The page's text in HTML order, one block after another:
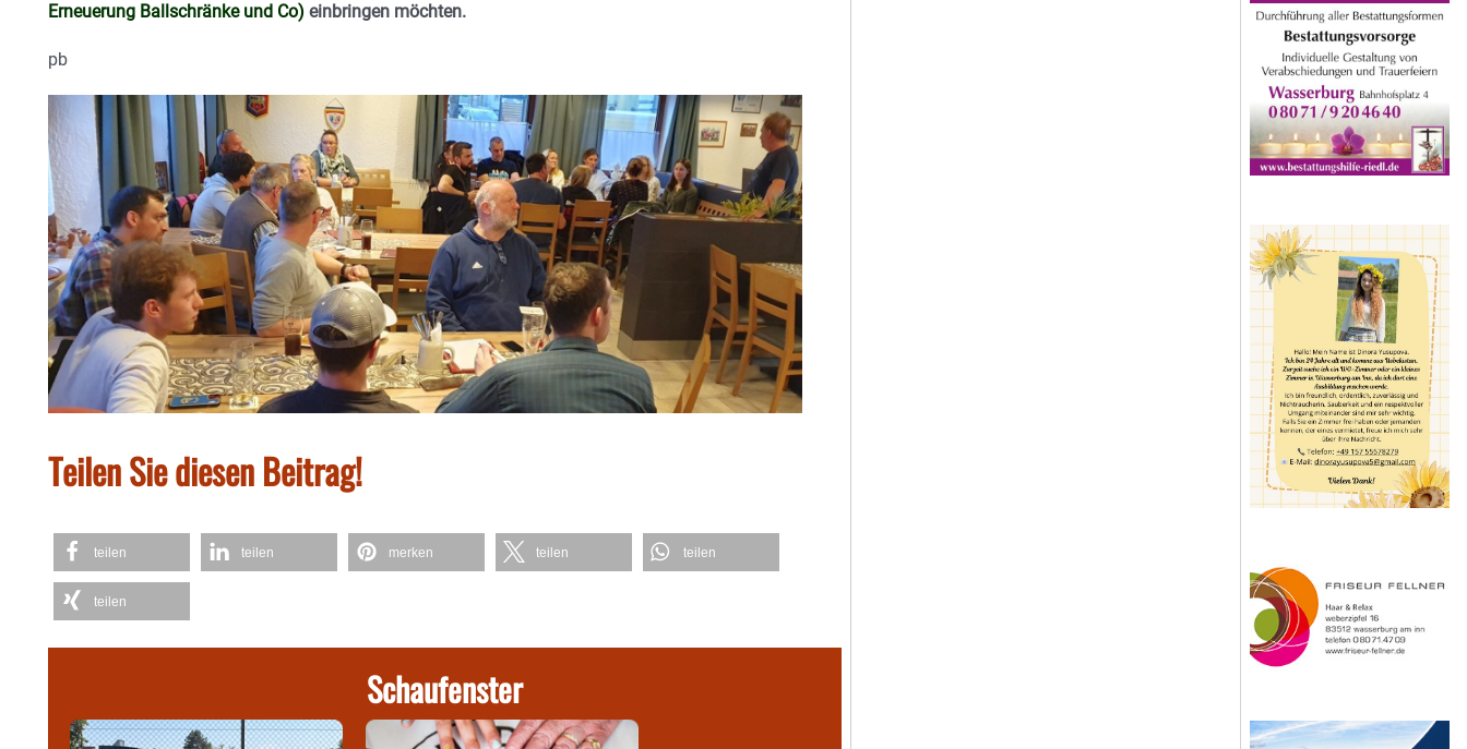
Erneuerung Ballschränke und Co) einbringen möchten.
pb
Teilen Sie diesen Beitrag!
teilen teilen merken teilen teilen
teilen
Schaufenster